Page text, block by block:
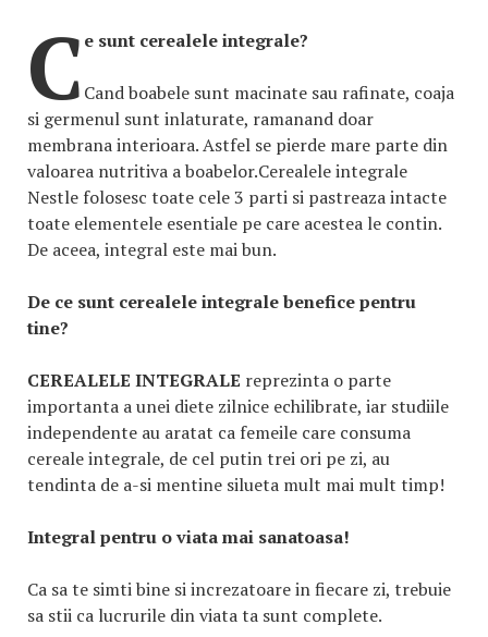
C e sunt cerealele integrale?
Cand boabele sunt macinate sau rafinate, coaja
si germenul sunt inlaturate, ramanand doar
membrana interioara. Astfel se pierde mare parte din
valoarea nutritiva a boabelor.Cerealele integrale
Nestle folosesc toate cele 3 parti si pastreaza intacte
toate elementele esentiale pe care acestea le contin.
De aceea, integral este mai bun.
De ce sunt cerealele integrale benefice pentru
tine?
CEREALELE INTEGRALE reprezinta o parte
importanta a unei diete zilnice echilibrate, iar studiile
independente au aratat ca femeile care consuma
cereale integrale, de cel putin trei ori pe zi, au
tendinta de a-si mentine silueta mult mai mult timp!
Integral pentru o viata mai sanatoasa!
Ca sa te simti bine si increzatoare in fiecare zi, trebuie
sa stii ca lucrurile din viata ta sunt complete.